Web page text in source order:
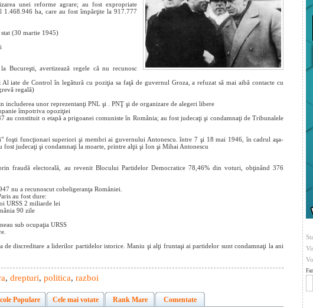
unei reforme agrare; au fost expropriate
ha, care au fost împărţite la 917.777
(30 martie 1945)
avertizează regele că nu recunosc
Aliate de Control în legătură cu poziţia sa faţă de guvernul Groza, a refuzat să mai aibă contacte cu
regală)
includerea unor reprezentanţi PNL şi . PNŢ şi de organizare de alegeri libere
împotriva opoziţiei
au constituit o etapă a prigoanei comuniste în România; au fost judecaţi şi condamnaţi de Tribunalele
foşti funcţionari superiori şi membri ai guvernului Antonescu. între 7 şi 18 mai 1946, în cadrul aşa-
fost judecaţi şi condamnaţi la moarte, printre alţii şi Ion şi Mihai Antonescu
fraudă electorală, au revenit Blocului Partidelor Democratice 78,46% din voturi, obţinând 376
nu a recunoscut cobeligeranţa României.
au fost dure:
URSS 2 miliarde lei
90 zile
sub ocupaţia URSS
de discreditare a liderilor partidelor istorice. Maniu şi alţi fruntaşi ai partidelor sunt condamnaţi la ani
, drepturi, politica, razboi
Populare Cele mai votate Rank Mare Comentate